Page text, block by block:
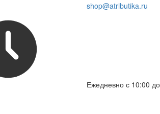
shop@atributika.ru
Ежедневно с 10:00 до